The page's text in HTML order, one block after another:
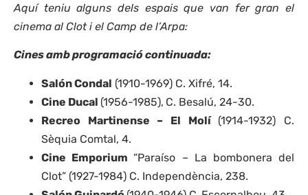
Aquí teniu alguns dels espais que van fer gran el
cinema al Clot i el Camp de l’Arpa:
Cines amb programació continuada:
Salón Condal (1910-1969) C. Xifré, 14.
Cine Ducal (1956-1985), C. Besalú, 24-30.
Recreo Martinense – El Molí (1914-1932) C.
Sèquia Comtal, 4.
Cine Emporium “Paraíso – La bombonera del
Clot” (1927-1984) C. Independència, 238.